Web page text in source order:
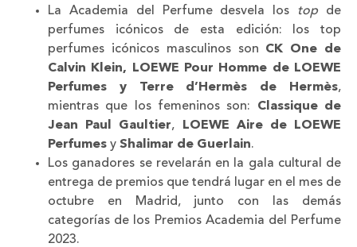
La Academia del Perfume desvela los top de
perfumes icónicos de esta edición: los top
perfumes icónicos masculinos son CK One de
Calvin Klein, LOEWE Pour Homme de LOEWE
Perfumes y Terre d’Hermès de Hermès,
mientras que los femeninos son: Classique de
Jean Paul Gaultier,
LOEWE Aire de LOEWE
Perfumes y Shalimar de Guerlain.
Los ganadores se revelarán en la gala cultural de
entrega de premios que tendrá lugar en el mes de
octubre en Madrid, junto con las demás
categorías de los Premios Academia del Perfume
2023.